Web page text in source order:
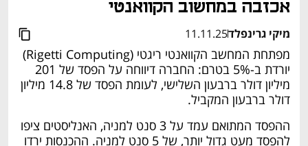
אכזבה במחשוב הקוואנטי
מיקי גרינפלד11.11.25
מפתחת המחשב הקוואנטי ריגטי (Rigetti Computing)
יורדת ב-5% בטרם: החברה דיווחה על הפסד של 201
מיליון דולר ברבעון השלישי, לעומת הפסד של 14.8 מיליון
דולר ברבעון המקביל.